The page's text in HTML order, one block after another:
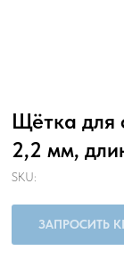
Щётка для
2,2 мм,
SKU:
ЗАПРОСИТЬ